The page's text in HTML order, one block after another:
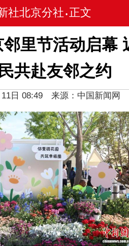
社北京分社 • 正文
里节活动启幕
共赴友邻之约
11日 08:49 来源：中国新闻网